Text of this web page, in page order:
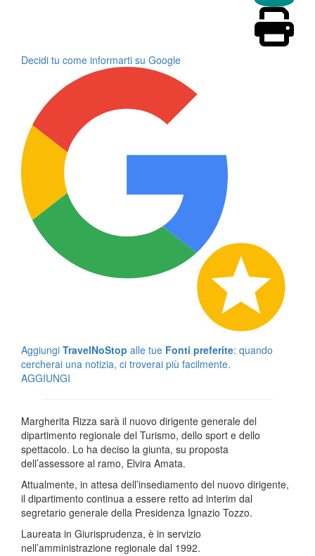
Decidi tu come informarti su Google
Aggiungi TravelNoStop alle tue Fonti preferite: quando
cercherai una notizia, ci troverai più facilmente.
AGGIUNGI
Margherita Rizza sarà il nuovo dirigente generale del
dipartimento regionale del Turismo, dello sport e dello
spettacolo. Lo ha deciso la giunta, su proposta
dell’assessore al ramo, Elvira Amata.
Attualmente, in attesa dell’insediamento del nuovo dirigente,
il dipartimento continua a essere retto ad interim dal
segretario generale della Presidenza Ignazio Tozzo.
Laureata in Giurisprudenza, è in servizio
nell’amministrazione regionale dal 1992.